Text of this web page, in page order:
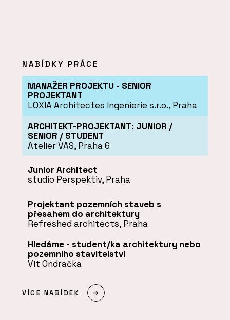
NABÍDKY PRÁCE
MANAŽER PROJEKTU - SENIOR
PROJEKTANT
LOXIA Architectes Ingenierie s.r.o., Praha
ARCHITEKT-PROJEKTANT: JUNIOR /
SENIOR / STUDENT
Atelier VAS, Praha 6
Junior Architect
studio Perspektiv, Praha
Projektant pozemních staveb s
přesahem do architektury
Refreshed architects, Praha
Hledáme - student/ka architektury nebo
pozemního stavitelství
Vít Ondračka
VÍCE NABÍDEK